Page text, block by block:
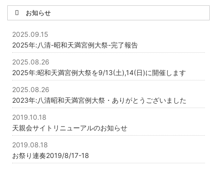
お知らせ
2025.09.15
2025年:八清-昭和天満宮例大祭-完了報告
2025.08.26
2025年:昭和天満宮例大祭を9/13(土),14(日)に開催します
2025.08.26
2023年:八清昭和天満宮例大祭・ありがとうございました
2019.10.18
天親会サイトリニューアルのお知らせ
2019.08.18
お祭り連奏2019/8/17-18